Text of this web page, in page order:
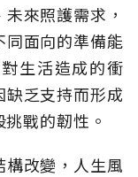
來照護需求，
面向的準備能
生活造成的衝
乏支持而形成
戰的韌性。
改變，人生風